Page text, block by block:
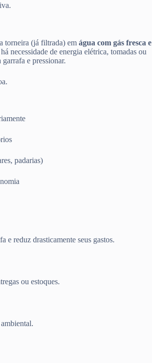
torneira (já filtrada) em água com gás fresca e
necessidade de energia elétrica, tomadas ou
e pressionar.
padarias)
e reduz drasticamente seus gastos.
ou estoques.